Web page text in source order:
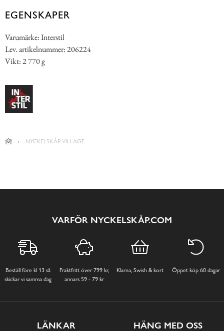
EGENSKAPER
Varumärke: Interstil
Lev. artikelnummer: 206224
Vikt: 2 770 g
NYCKELSKÅP VILLAGE
VARFÖR NYCKELSKÅP.COM
Beställ före kl 13 så
skickar vi samma dag
Fraktfritt över 799 kr,
annars 59 - 79 kr
Klarna, Swish & kort Öppet köp 60 dagar
LÄNKAR HÄNG MED OSS